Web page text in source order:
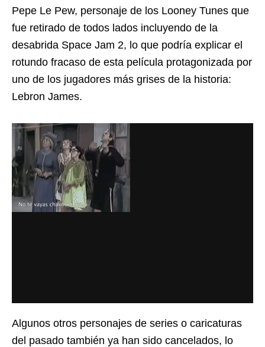
Pepe Le Pew, personaje de los Looney Tunes que
fue retirado de todos lados incluyendo de la
desabrida Space Jam 2, lo que podría explicar el
rotundo fracaso de esta película protagonizada por
uno de los jugadores más grises de la historia:
Lebron James.
Algunos otros personajes de series o caricaturas
del pasado también ya han sido cancelados, lo